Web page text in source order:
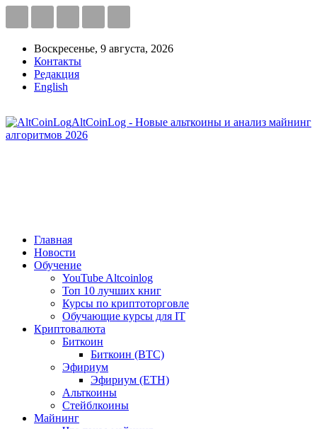
Воскресенье, 9 августа, 2026
Контакты
Редакция
English
AltCoinLog - Новые альткоины и анализ майнинг
алгоритмов 2026
Главная
Новости
Обучение
YouTube Altcoinlog
Топ 10 лучших книг
Курсы по криптоторговле
Обучающие курсы для IT
Криптовалюта
Биткоин
Биткоин (BTC)
Эфириум
Эфириум (ETH)
Альткоины
Стейблкоины
Майнинг